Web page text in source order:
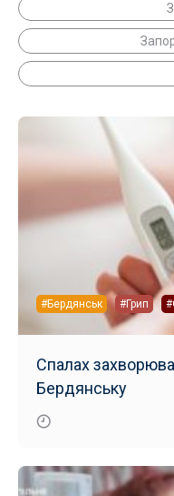
#Бердянськ #Грип
Спалах
Бердянську